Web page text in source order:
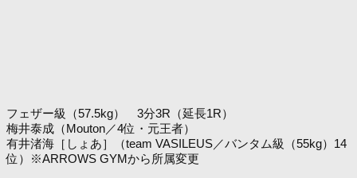
フェザー級（57.5kg） 3分3R（延長1R）
梅井泰成（Mouton／4位・元王者）
有井渚海［しょあ］（team VASILEUS／バンタム級（55kg）14
位）※ARROWS GYMから所属変更